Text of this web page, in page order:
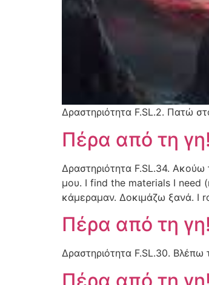
Δραστηριότητα F.SL.2. Πατώ
Πέρα από τη γη!
Δραστηριότητα F.SL.34.
μου. I find the materials I need
κάμεραμαν. Δοκιμάζω ξανά. I
Πέρα από τη γη!
Δραστηριότητα F.SL.30.
Πέρα από τη γη!